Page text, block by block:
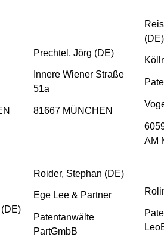
Prechtel, Jörg (DE)
Innere Wiener Straße
51a
81667 MÜNCHEN
(DE)
AM
Roider, Stephan (DE)
Ege Lee & Partner
Patentanwälte
PartGmbB